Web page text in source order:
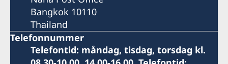
Bangkok 10110
Thailand
Telefonnummer
Telefontid: måndag, tisdag, torsdag kl.